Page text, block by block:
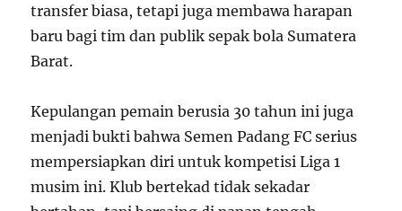
transfer biasa, tetapi juga membawa harapan
baru bagi tim dan publik sepak bola Sumatera
Barat.
Kepulangan pemain berusia 30 tahun ini juga
menjadi bukti bahwa Semen Padang FC serius
mempersiapkan diri untuk kompetisi Liga 1
musim ini. Klub bertekad tidak sekadar